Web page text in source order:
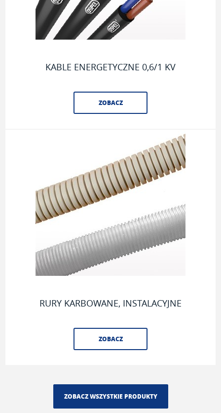
KABLE ENERGETYCZNE 0,6/1 KV
ZOBACZ
RURY KARBOWANE, INSTALACYJNE
ZOBACZ
ZOBACZ WSZYSTKIE PRODUKTY